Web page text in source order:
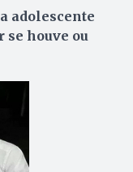
adolescente
se houve ou